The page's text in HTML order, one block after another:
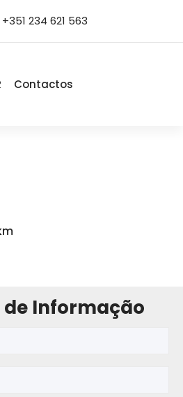
+351 234 621 563
Contactos
de Informação